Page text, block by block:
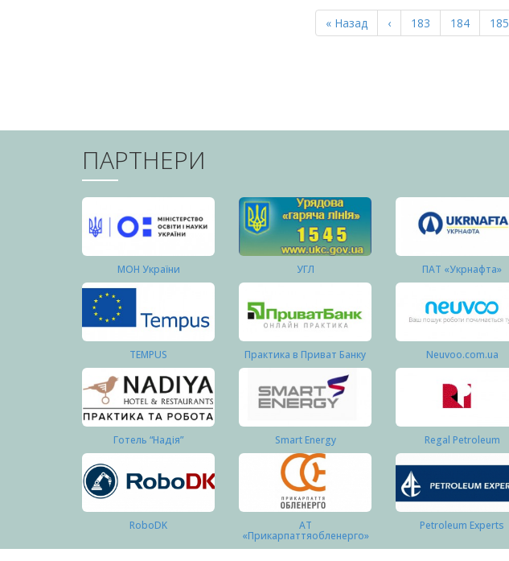
Перша
сторінка
« Назад
Попередня
сторінка
‹ Page
183 Page
184 Page
185
ПАРТНЕРИ
МОН України УГЛ ПАТ «Укрнафта»
TEMPUS Практика в Приват Банку Neuvoo.com.ua
Готель “Надія” Smart Energy Regal Petroleum
RoboDK АТ
«Прикарпаттяобленерго»
Petroleum Experts